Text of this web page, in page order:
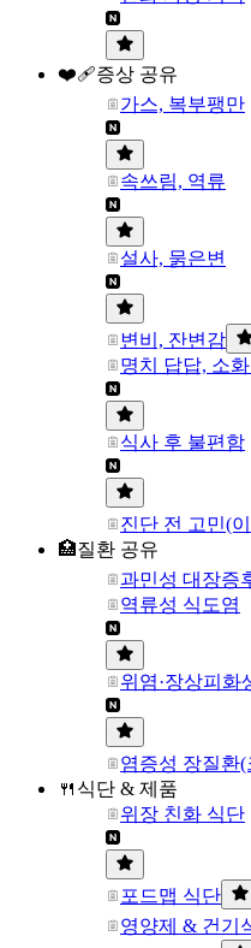
❤️‍🩹증상 공유
가스, 복부팽만
속쓰림, 역류
설사, 묽은변
변비, 잔변감
명치 답답, 소
식사 후 불편함
진단 전 고민(
🏥질환 공유
과민성 대장증
역류성 식도염
위염·장상피화
염증성 장질환
🍴식단 & 제품
위장 친화 식단
포드맵 식단
영양제 & 건기